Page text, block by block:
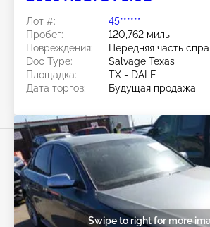
Лот #:
45******
Пробег:
120,762 миль
Повреждения:
Передняя часть
Doc Type:
Salvage Texas
Площадка:
TX - DALE
Дата торгов:
Будущая продажа
Swipe to right for more